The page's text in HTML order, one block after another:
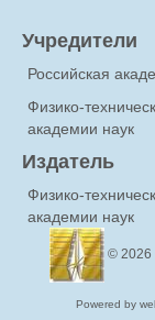
Учредители
Российская
Физико-
академии наук
Издатель
Физико-
академии наук
© 2026
Powered by